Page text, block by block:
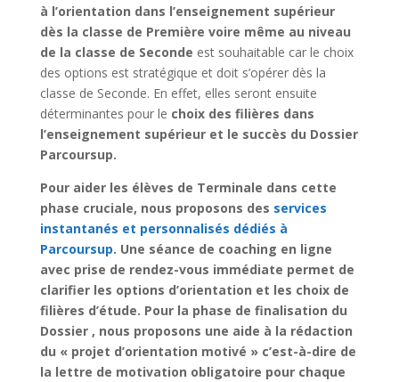
à l’orientation dans l’enseignement supérieur
dès la classe de Première voire même au niveau
de la classe de Seconde est souhaitable car le choix
des options est stratégique et doit s’opérer dès la
classe de Seconde. En effet, elles seront ensuite
déterminantes pour le choix des filières dans
l’enseignement supérieur et le succès du Dossier
Parcoursup.
Pour aider les élèves de Terminale dans cette
phase cruciale, nous proposons des services
instantanés et personnalisés dédiés à
Parcoursup. Une séance de coaching en ligne
avec prise de rendez-vous immédiate permet de
clarifier les options d’orientation et les choix de
filières d’étude. Pour la phase de finalisation du
Dossier , nous proposons une aide à la rédaction
du « projet d’orientation motivé » c’est-à-dire de
la lettre de motivation obligatoire pour chaque